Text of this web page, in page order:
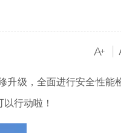
级，全面进行安全性能
行动啦！